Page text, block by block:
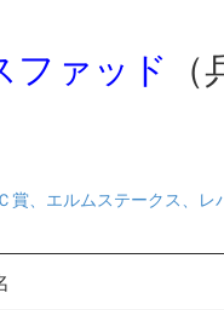
ァッド
、エルムステークス、レ